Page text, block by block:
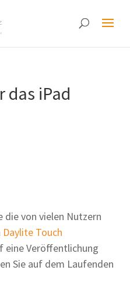
das iPad
die von vielen Nutzern
Daylite Touch
eine Veröffentlichung
Sie auf dem Laufenden